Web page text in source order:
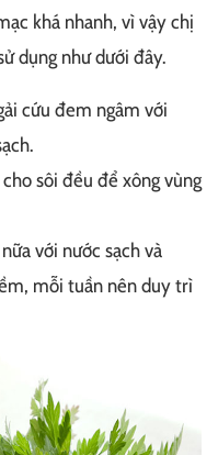
khá nhanh, vì vậy chị
dụng như dưới đây.
cứu đem ngâm với
sôi đều để xông vùng
với nước sạch và
mỗi tuần nên duy trì